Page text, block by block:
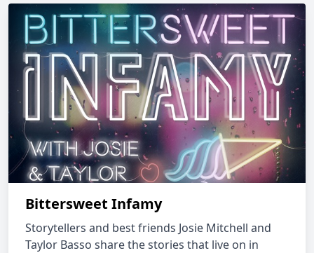
Bittersweet Infamy
Storytellers and best friends Josie Mitchell and
Taylor Basso share the stories that live on in